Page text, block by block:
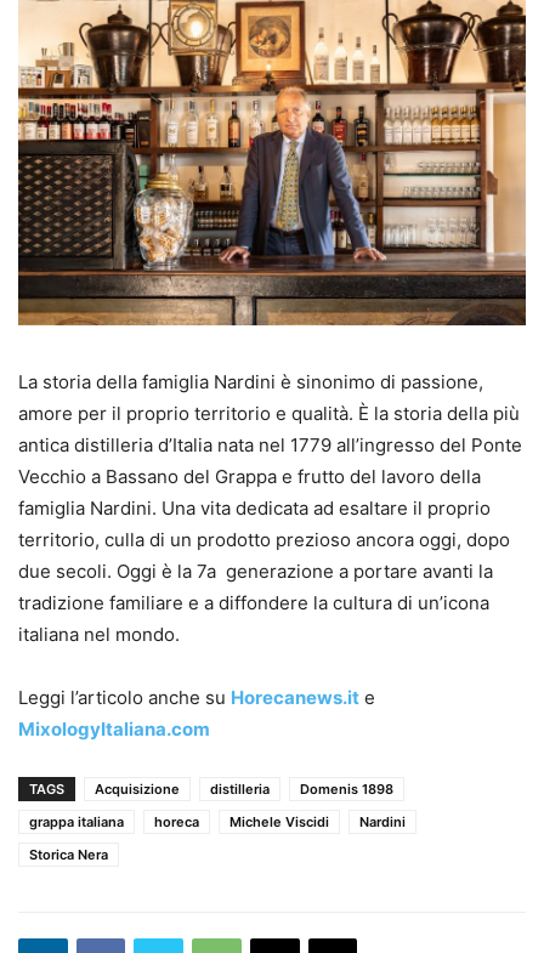
La storia della famiglia Nardini è sinonimo di passione,
amore per il proprio territorio e qualità. È la storia della più
antica distilleria d’Italia nata nel 1779 all’ingresso del Ponte
Vecchio a Bassano del Grappa e frutto del lavoro della
famiglia Nardini. Una vita dedicata ad esaltare il proprio
territorio, culla di un prodotto prezioso ancora oggi, dopo
due secoli. Oggi è la 7a generazione a portare avanti la
tradizione familiare e a diffondere la cultura di un’icona
italiana nel mondo.
Leggi l’articolo anche su Horecanews.it e
MixologyItaliana.com
TAGS Acquisizione distilleria
Domenis 1898
grappa italiana
horeca Michele Viscidi
Nardini
Storica Nera